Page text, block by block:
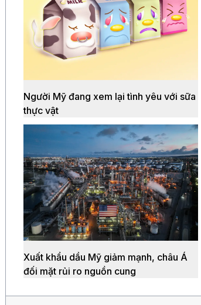
Người Mỹ đang xem lại tình yêu với sữa
thực vật
Xuất khẩu dầu Mỹ giảm mạnh, châu Á
đối mặt rủi ro nguồn cung